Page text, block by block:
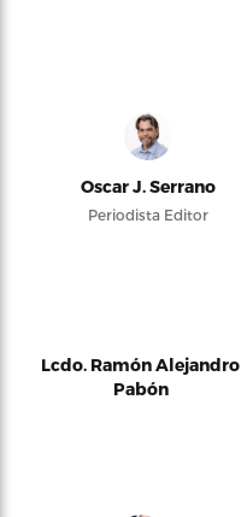
Oscar J. Serrano
Periodista Editor
Lcdo. Ramón Alejandro
Pabón